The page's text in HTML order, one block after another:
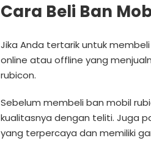
Cara Beli Ban
Jika Anda tertarik untuk
online atau offline yang
rubicon.
Sebelum membeli ban mobil
kualitasnya dengan teliti. Juga
yang terpercaya dan memiliki